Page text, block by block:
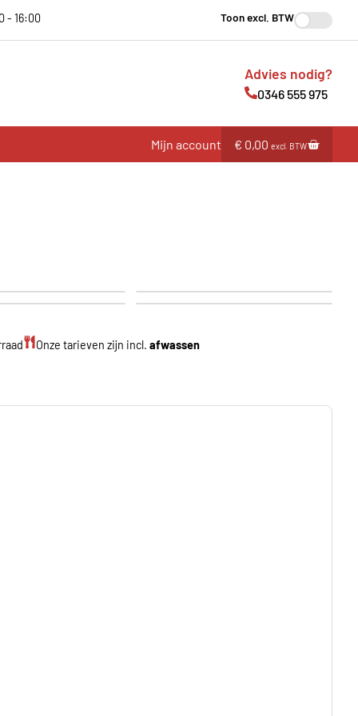
- 16:00 Toon excl. BTW
Advies nodig?
0346 555 975
Mijn account € 0,00 excl. BTW
Onze tarieven zijn incl. afwassen